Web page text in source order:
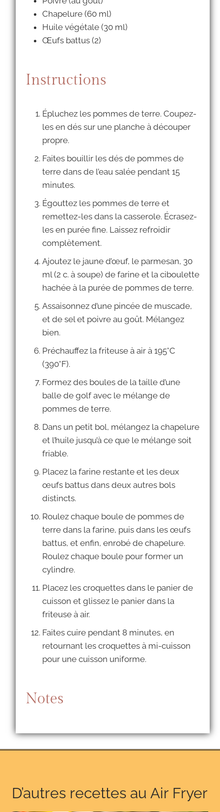
Chapelure (60 ml)
Huile végétale (30 ml)
Œufs battus (2)
Instructions
Épluchez les pommes de terre. Coupez-
les en dés sur une planche à découper
propre.
Faites bouillir les dés de pommes de
terre dans de l’eau salée pendant 15
minutes.
Égouttez les pommes de terre et
remettez-les dans la casserole. Écrasez-
les en purée fine. Laissez refroidir
complètement.
Ajoutez le jaune d’œuf, le parmesan, 30
ml (2 c. à soupe) de farine et la ciboulette
hachée à la purée de pommes de terre.
Assaisonnez d’une pincée de muscade,
et de sel et poivre au goût. Mélangez
bien.
Préchauffez la friteuse à air à 195°C
(390°F).
Formez des boules de la taille d’une
balle de golf avec le mélange de
pommes de terre.
Dans un petit bol, mélangez la chapelure
et l’huile jusqu’à ce que le mélange soit
friable.
Placez la farine restante et les deux
œufs battus dans deux autres bols
distincts.
Roulez chaque boule de pommes de
terre dans la farine, puis dans les œufs
battus, et enfin, enrobé de chapelure.
Roulez chaque boule pour former un
cylindre.
Placez les croquettes dans le panier de
cuisson et glissez le panier dans la
friteuse à air.
Faites cuire pendant 8 minutes, en
retournant les croquettes à mi-cuisson
pour une cuisson uniforme.
Notes
D’autres recettes au Air Fryer